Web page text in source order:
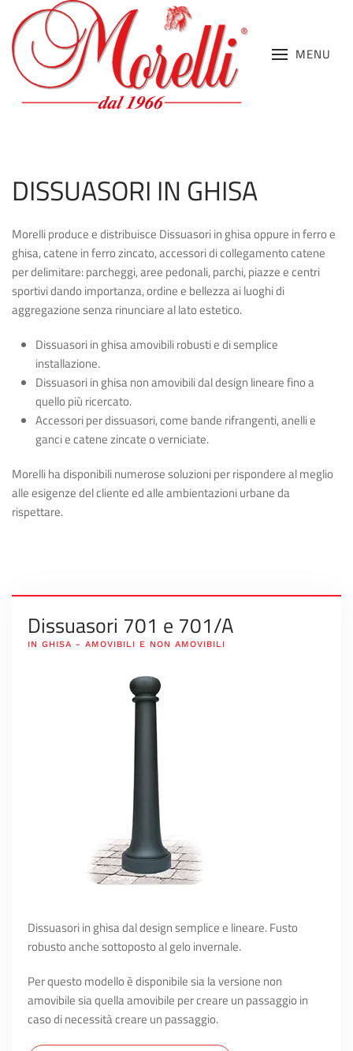
MENU
DISSUASORI IN GHISA
Morelli produce e distribuisce Dissuasori in ghisa oppure in ferro e
ghisa, catene in ferro zincato, accessori di collegamento catene
per delimitare: parcheggi, aree pedonali, parchi, piazze e centri
sportivi dando importanza, ordine e bellezza ai luoghi di
aggregazione senza rinunciare al lato estetico.
Dissuasori in ghisaamovibili robusti e di semplice
installazione.
Dissuasori in ghisanon amovibili dal design lineare fino a
quello più ricercato.
Accessori per dissuasori, come bande rifrangenti, anelli e
ganci e catene zincate o verniciate.
Morelli ha disponibili numerose soluzioni per rispondere al meglio
alle esigenze del cliente ed alle ambientazioni urbane da
rispettare.
Dissuasori 701 e 701/A
IN GHISA - AMOVIBILI E NON AMOVIBILI
Dissuasori in ghisa dal design semplice e lineare. Fusto
robusto anche sottoposto al gelo invernale.
Per questo modello è disponibile sia la versione non
amovibile sia quella amovibile per creare un passaggio in
caso di necessità creare un passaggio.